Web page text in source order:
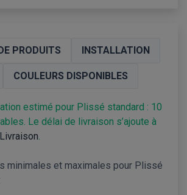
PRODUITS INSTALLATION
COULEURS DISPONIBLES
estimé pour Plissé standard : 10
Le délai de livraison s’ajoute à
Livraison.
minimales et maximales pour Plissé